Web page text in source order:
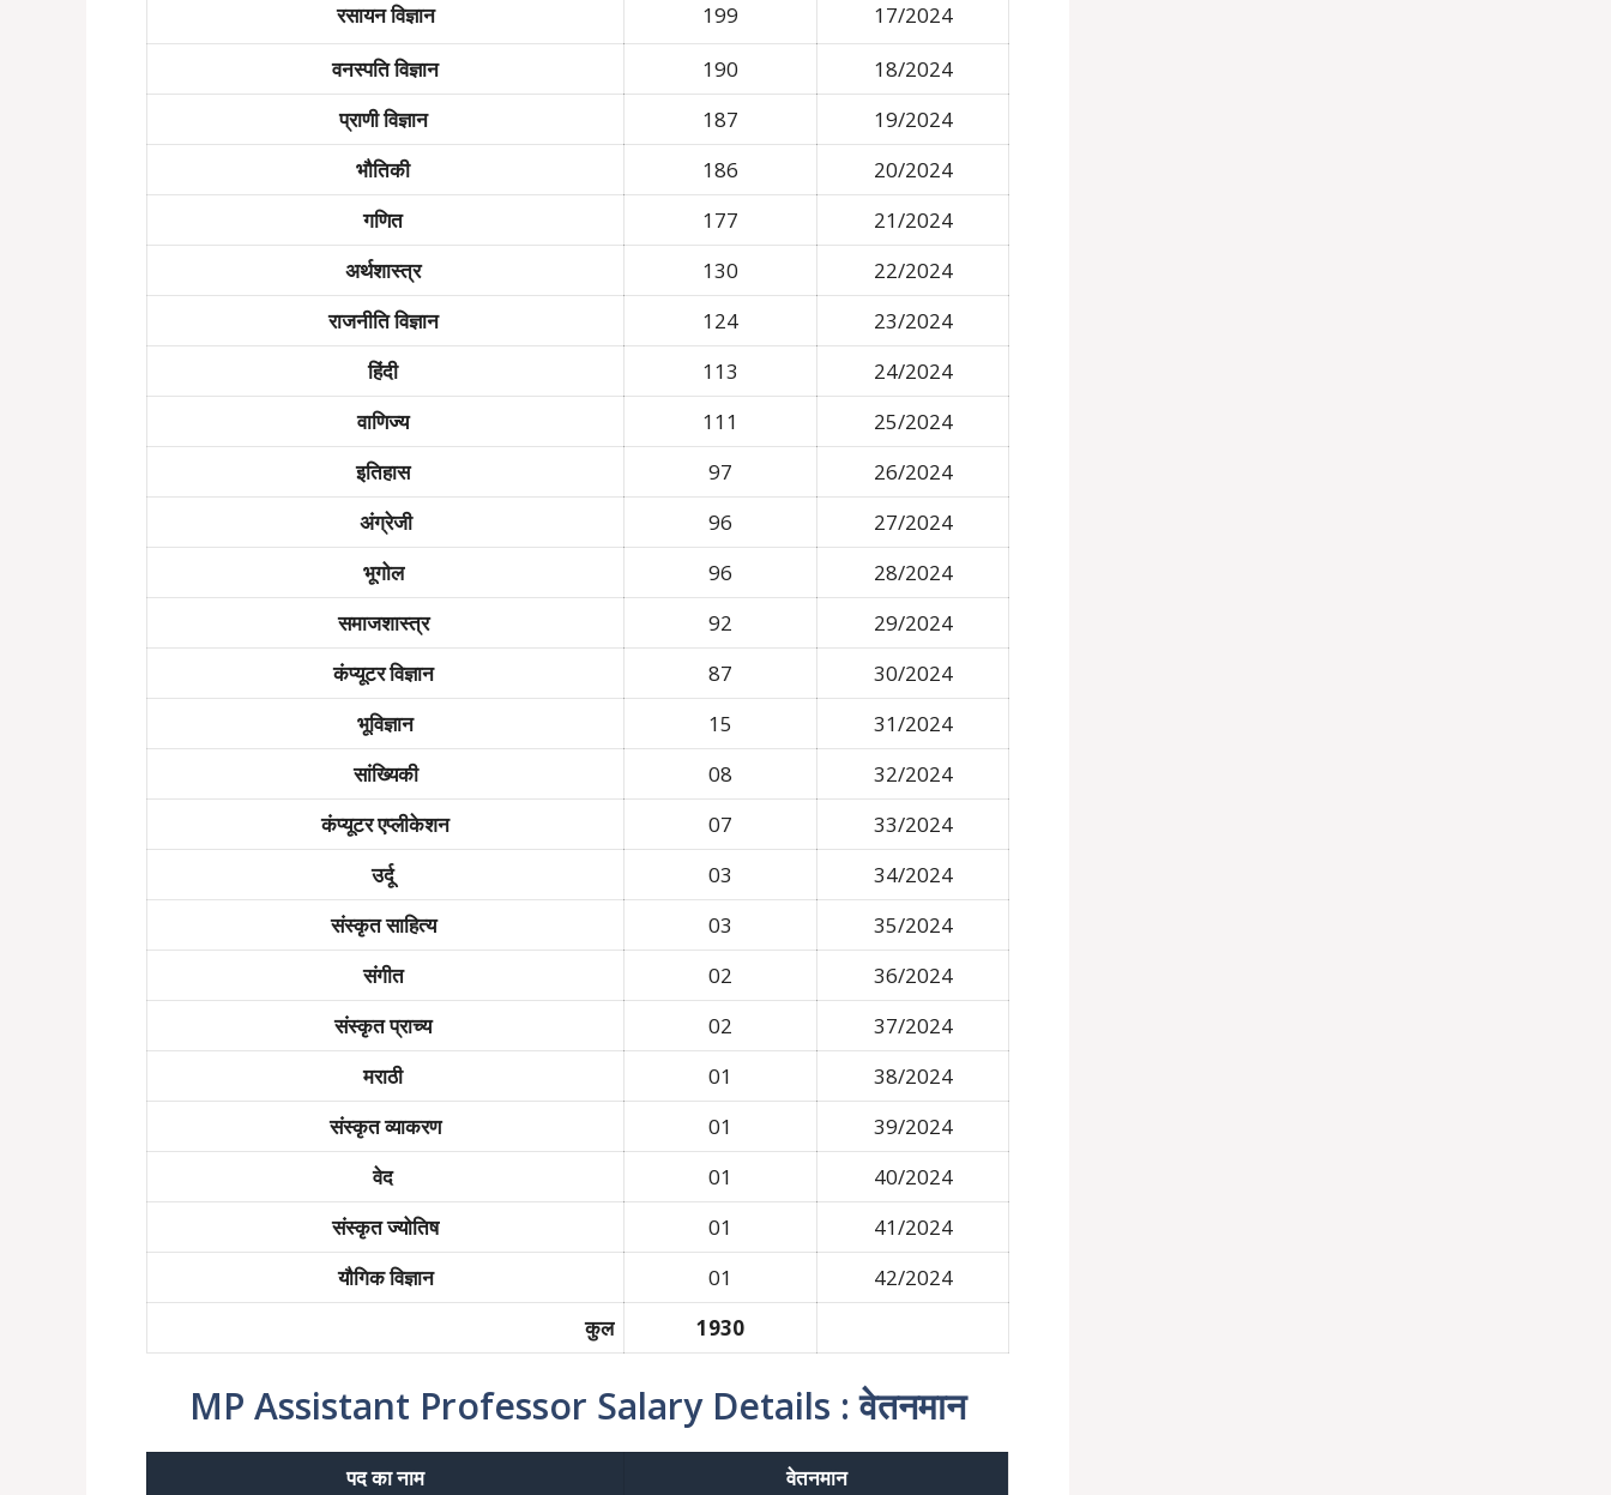
रसायन विज्ञान
199
17/2024
वनस्पति विज्ञान
190
18/2024
प्राणी विज्ञान
187
19/2024
भौतिकी
186
20/2024
गणित
177
21/2024
अर्थशास्त्र
130
22/2024
राजनीति विज्ञान
124
23/2024
हिंदी
113
24/2024
वाणिज्य
111
25/2024
इतिहास
97
26/2024
अंग्रेजी
96
27/2024
भूगोल
96
28/2024
समाजशास्त्र
92
29/2024
कंप्यूटर विज्ञान
87
30/2024
भूविज्ञान
15
31/2024
सांख्यिकी
08
32/2024
कंप्यूटर एप्लीकेशन
07
33/2024
उर्दू
03
34/2024
संस्कृत साहित्य
03
35/2024
संगीत
02
36/2024
संस्कृत प्राच्य
02
37/2024
मराठी
01
38/2024
संस्कृत व्याकरण
01
39/2024
वेद
01
40/2024
संस्कृत ज्योतिष
01
41/2024
यौगिक विज्ञान
01
42/2024
कुल
1930
MP Assistant Professor Salary Details : वेतनमान
पद का नाम वेतनमान